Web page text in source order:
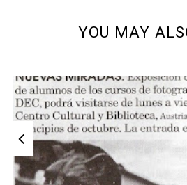
YOU MAY